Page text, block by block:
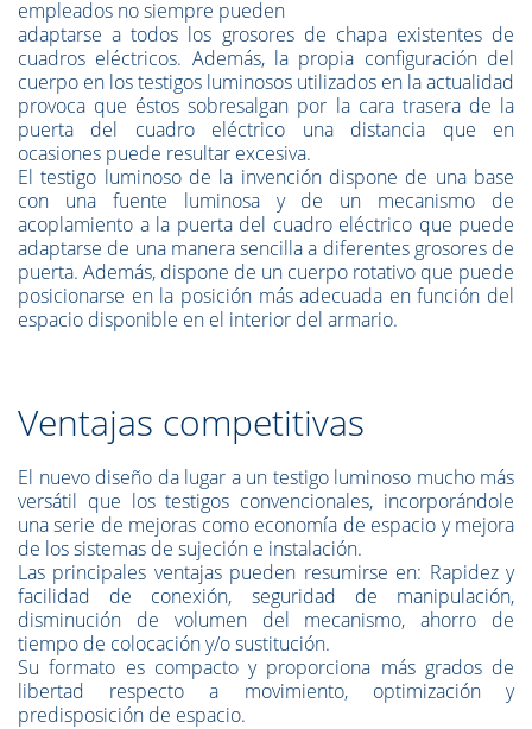
empleados no siempre pueden
adaptarse a todos los grosores de chapa existentes de
cuadros eléctricos. Además, la propia configuración del
cuerpo en los testigos luminosos utilizados en la actualidad
provoca que éstos sobresalgan por la cara trasera de la
puerta del cuadro eléctrico una distancia que en
ocasiones puede resultar excesiva.
El testigo luminoso de la invención dispone de una base
con una fuente luminosa y de un mecanismo de
acoplamiento a la puerta del cuadro eléctrico que puede
adaptarse de una manera sencilla a diferentes grosores de
puerta. Además, dispone de un cuerpo rotativo que puede
posicionarse en la posición más adecuada en función del
espacio disponible en el interior del armario.
Ventajas competitivas
El nuevo diseño da lugar a un testigo luminoso mucho más
versátil que los testigos convencionales, incorporándole
una serie de mejoras como economía de espacio y mejora
de los sistemas de sujeción e instalación.
Las principales ventajas pueden resumirse en: Rapidez y
facilidad de conexión, seguridad de manipulación,
disminución de volumen del mecanismo, ahorro de
tiempo de colocación y/o sustitución.
Su formato es compacto y proporciona más grados de
libertad respecto a movimiento, optimización y
predisposición de espacio.